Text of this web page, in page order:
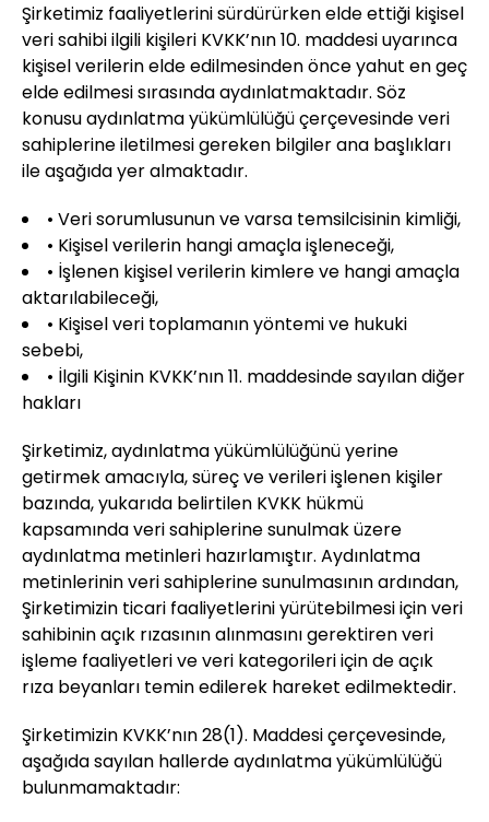
Şirketimiz faaliyetlerini sürdürürken elde ettiği kişisel
veri sahibi ilgili kişileri KVKK’nın 10. maddesi uyarınca
kişisel verilerin elde edilmesinden önce yahut en geç
elde edilmesi sırasında aydınlatmaktadır. Söz
konusu aydınlatma yükümlülüğü çerçevesinde veri
sahiplerine iletilmesi gereken bilgiler ana başlıkları
ile aşağıda yer almaktadır.
• Veri sorumlusunun ve varsa temsilcisinin kimliği,
• Kişisel verilerin hangi amaçla işleneceği,
• İşlenen kişisel verilerin kimlere ve hangi amaçla
aktarılabileceği,
• Kişisel veri toplamanın yöntemi ve hukuki
sebebi,
• İlgili Kişinin KVKK’nın 11. maddesinde sayılan diğer
hakları
Şirketimiz, aydınlatma yükümlülüğünü yerine
getirmek amacıyla, süreç ve verileri işlenen kişiler
bazında, yukarıda belirtilen KVKK hükmü
kapsamında veri sahiplerine sunulmak üzere
aydınlatma metinleri hazırlamıştır. Aydınlatma
metinlerinin veri sahiplerine sunulmasının ardından,
Şirketimizin ticari faaliyetlerini yürütebilmesi için veri
sahibinin açık rızasının alınmasını gerektiren veri
işleme faaliyetleri ve veri kategorileri için de açık
rıza beyanları temin edilerek hareket edilmektedir.
Şirketimizin KVKK’nın 28(1). Maddesi çerçevesinde,
aşağıda sayılan hallerde aydınlatma yükümlülüğü
bulunmamaktadır: